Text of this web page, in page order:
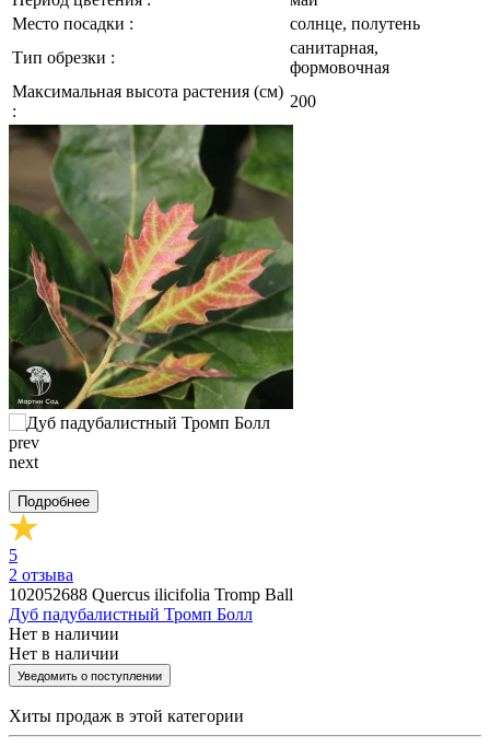
Место посадки :
солнце, полутень
Тип обрезки :
санитарная,
формовочная
Максимальная высота растения (см)
:
200
prev
next
Подробнее
5
2 отзыва
102052688 Quercus ilicifolia Tromp Ball
Дуб падубалистный Тромп Болл
Нет в наличии
Нет в наличии
Уведомить о поступлении
Хиты продаж в этой категории